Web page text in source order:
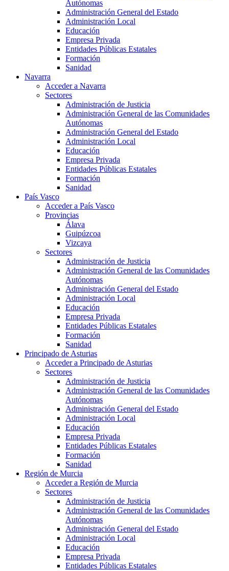
Autónomas
Administración General del Estado
Administración Local
Educación
Empresa Privada
Entidades Públicas Estatales
Formación
Sanidad
Navarra
Acceder a Navarra
Sectores
Administración de Justicia
Administración General de las Comunidades
Autónomas
Administración General del Estado
Administración Local
Educación
Empresa Privada
Entidades Públicas Estatales
Formación
Sanidad
País Vasco
Acceder a País Vasco
Provincias
Álava
Guipúzcoa
Vizcaya
Sectores
Administración de Justicia
Administración General de las Comunidades
Autónomas
Administración General del Estado
Administración Local
Educación
Empresa Privada
Entidades Públicas Estatales
Formación
Sanidad
Principado de Asturias
Acceder a Principado de Asturias
Sectores
Administración de Justicia
Administración General de las Comunidades
Autónomas
Administración General del Estado
Administración Local
Educación
Empresa Privada
Entidades Públicas Estatales
Formación
Sanidad
Región de Murcia
Acceder a Región de Murcia
Sectores
Administración de Justicia
Administración General de las Comunidades
Autónomas
Administración General del Estado
Administración Local
Educación
Empresa Privada
Entidades Públicas Estatales